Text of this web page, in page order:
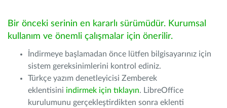
Bir önceki serinin en kararlı sürümüdür. Kurumsal
kullanım ve önemli çalışmalar için önerilir.
İndirmeye başlamadan önce lütfen bilgisayarınız için
sistem gereksinimlerini kontrol ediniz.
Türkçe yazım denetleyicisi Zemberek
eklentisini indirmek için tıklayın. LibreOffice
kurulumunu gerçekleştirdikten sonra eklenti